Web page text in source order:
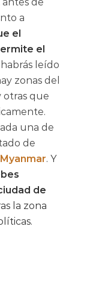
a
el
el
leído
zonas del
otras que
una de
de
. Y
de
la zona